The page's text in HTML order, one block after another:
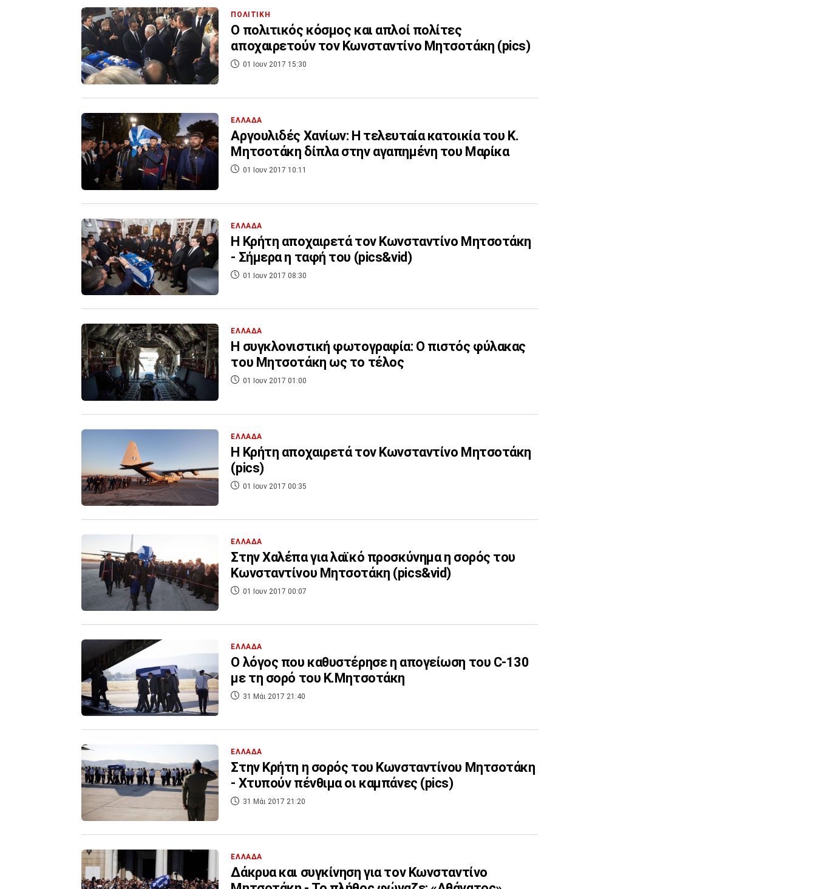
ΠΟΛΙΤΙΚΗ
Ο πολιτικός κόσμος και απλοί πολίτες
αποχαιρετούν τον Κωνσταντίνο Μητσοτάκη (pics)
01 Ιουν 2017 15:30
ΕΛΛΑΔΑ
Αργουλιδές Χανίων: Η τελευταία κατοικία του Κ.
Μητσοτάκη δίπλα στην αγαπημένη του Μαρίκα
01 Ιουν 2017 10:11
ΕΛΛΑΔΑ
Η Κρήτη αποχαιρετά τον Κωνσταντίνο Μητσοτάκη
- Σήμερα η ταφή του (pics&vid)
01 Ιουν 2017 08:30
ΕΛΛΑΔΑ
Η συγκλονιστική φωτογραφία: Ο πιστός φύλακας
του Μητσοτάκη ως το τέλος
01 Ιουν 2017 01:00
ΕΛΛΑΔΑ
Η Κρήτη αποχαιρετά τον Κωνσταντίνο Μητσοτάκη
(pics)
01 Ιουν 2017 00:35
ΕΛΛΑΔΑ
Στην Χαλέπα για λαϊκό προσκύνημα η σορός του
Κωνσταντίνου Μητσοτάκη (pics&vid)
01 Ιουν 2017 00:07
ΕΛΛΑΔΑ
Ο λόγος που καθυστέρησε η απογείωση του C-130
με τη σορό του Κ.Μητσοτάκη
31 Μάι 2017 21:40
ΕΛΛΑΔΑ
Στην Κρήτη η σορός του Κωνσταντίνου Μητσοτάκη
- Χτυπούν πένθιμα οι καμπάνες (pics)
31 Μάι 2017 21:20
ΕΛΛΑΔΑ
Δάκρυα και συγκίνηση για τον Κωνσταντίνο